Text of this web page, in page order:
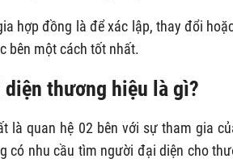
hợp đồng là để xác lập, thay đổi
bên một cách tốt nhất.
thương hiệu là gì?
là quan hệ 02 bên với sự tham gia
có nhu cầu tìm người đại diện cho